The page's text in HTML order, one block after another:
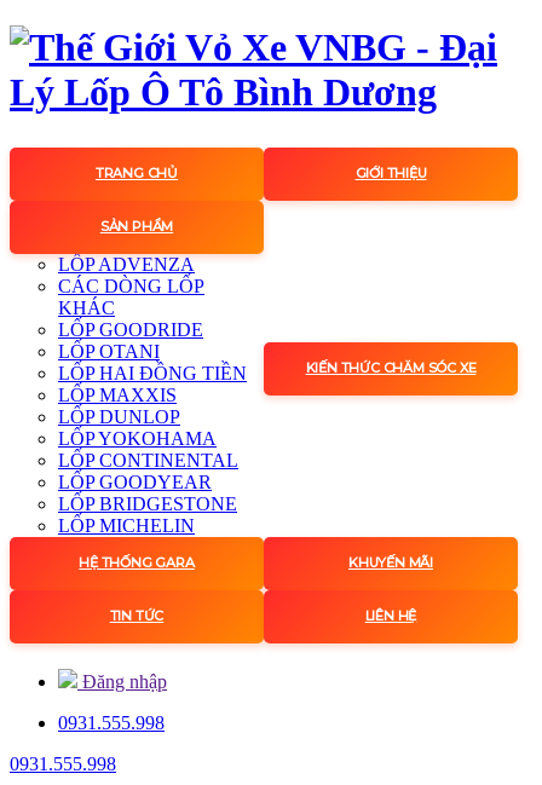
TRANG CHỦ GIỚI THIỆU
SẢN PHẨM
LỐP ADVENZA
CÁC DÒNG LỐP
KHÁC
LỐP GOODRIDE
LỐP OTANI
LỐP HAI ĐỒNG TIỀN
LỐP MAXXIS
LỐP DUNLOP
LỐP YOKOHAMA
LỐP CONTINENTAL
LỐP GOODYEAR
LỐP BRIDGESTONE
LỐP MICHELIN
KIẾN THỨC CHĂM SÓC XE
HỆ THỐNG GARA KHUYẾN MÃI
TIN TỨC LIÊN HỆ
Đăng nhập
0931.555.998
0931.555.998